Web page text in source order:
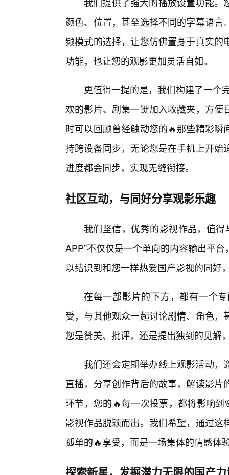
颜色、位置，甚至选择不同的字幕语
频模式的选择，让您仿佛置身于真实
功能，也让您的观影更加灵活自如。
更值得一提的是，我们构建了一个
欢的影片、剧集一键加入收藏夹，方
时可以回顾曾经触动您的🔥那些精彩
持跨设备同步，无论您是在手机上开
进度都会同步，实现无缝衔接。
社区互动，与同好分享观影乐趣
我们坚信，优秀的影视作品，值
APP”不仅仅是一个单向的内容输出平
以结识到和您一样热爱国产影视的同好
在每一部影片的下方，都有一个
受，与其他观众一起讨论剧情、角色
您是赞美、批评，还是提出独到的见解
我们还会定期举办线上观影活动
直播，分享创作背后的故事，解读影
环节，您的🔥每一次投票，都将影响
影视作品脱颖而出。我们希望，通过
孤单的🔥享受，而是一场集体的情感体
探索新星，发掘潜力无限的国产